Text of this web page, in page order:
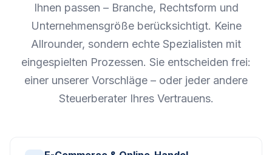
Ihnen passen – Branche, Rechtsform und
Unternehmensgröße berücksichtigt. Keine
Allrounder, sondern echte Spezialisten mit
eingespielten Prozessen. Sie entscheiden frei:
einer unserer Vorschläge – oder jeder andere
Steuerberater Ihres Vertrauens.